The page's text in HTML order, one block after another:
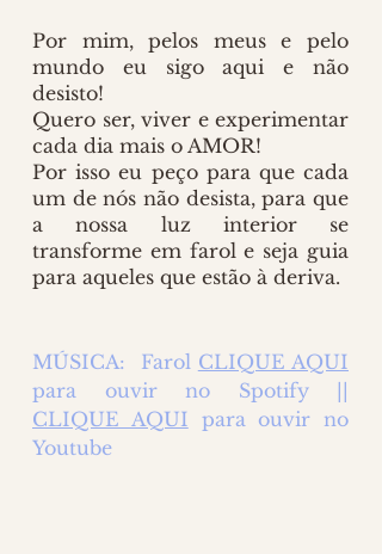
Por mim, pelos meus e pelo
mundo eu sigo aqui e não
desisto!
Quero ser, viver e experimentar
cada dia mais o AMOR!
Por isso eu peço para que cada
um de nós não desista, para que
a nossa luz interior se
transforme em farol e seja guia
para aqueles que estão à deriva.
MÚSICA:  Farol CLIQUE AQUI
CLIQUE AQUI para ouvir no
Youtube